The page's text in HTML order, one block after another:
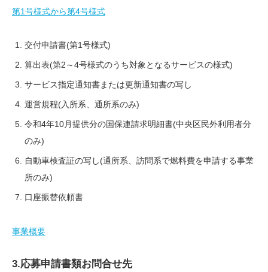
第1号様式から第4号様式
交付申請書(第1号様式)
算出表(第2～4号様式のうち対象となるサービスの様式)
サービス指定通知書または更新通知書の写し
運営規程(入所系、通所系のみ)
令和4年10月提供分の国保連請求明細書(中央区民外利用者分
のみ)
自動車検査証の写し(通所系、訪問系で燃料費を申請する事業
所のみ)
口座振替依頼書
事業概要
3.応募申請書類お問合せ先